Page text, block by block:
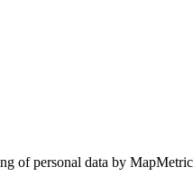
of personal data by